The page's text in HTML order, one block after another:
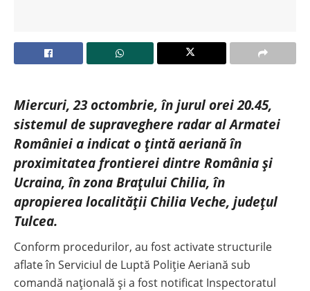
Miercuri, 23 octombrie, în jurul orei 20.45,
sistemul de supraveghere radar al Armatei
României a indicat o țintă aeriană în
proximitatea frontierei dintre România și
Ucraina, în zona Brațului Chilia, în
apropierea localității Chilia Veche, județul
Tulcea.
Conform procedurilor, au fost activate structurile
aflate în Serviciul de Luptă Poliție Aeriană sub
comandă națională și a fost notificat Inspectoratul